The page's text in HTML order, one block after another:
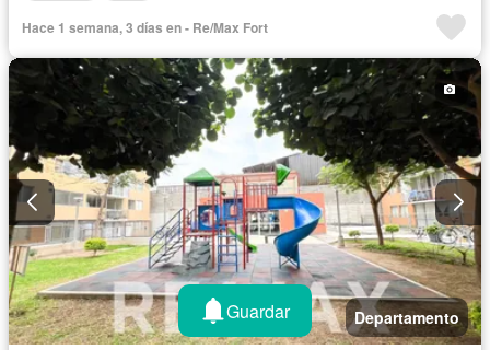
Hace 1 semana, 3 días en - Re/Max Fort
Departamento
Guardar